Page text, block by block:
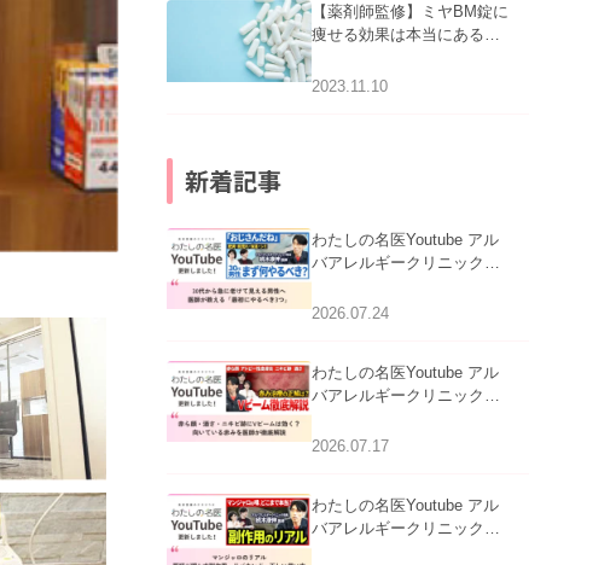
【薬剤師監修】ミヤBM錠に
痩せる効果は本当にある
2023.11.10
新着記事
わたしの名医Youtube アル
バアレルギークリニック札
える男性へ｜医師が教える
2026.07.24
わたしの名医Youtube アル
バアレルギークリニック札
跡にVビームは効く？向い
2026.07.17
わたしの名医Youtube アル
バアレルギークリニック札